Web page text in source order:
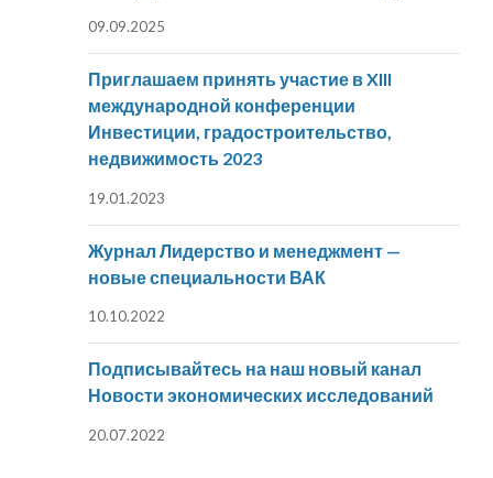
09.09.2025
Приглашаем принять участие в XIII
международной конференции
Инвестиции, градостроительство,
недвижимость 2023
19.01.2023
Журнал Лидерство и менеджмент —
новые специальности ВАК
10.10.2022
Подписывайтесь на наш новый канал
Новости экономических исследований
20.07.2022